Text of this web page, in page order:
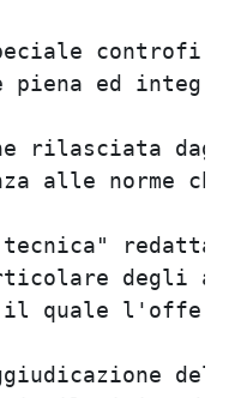
speciale
piena ed
alle
tecnica"
in
il quale